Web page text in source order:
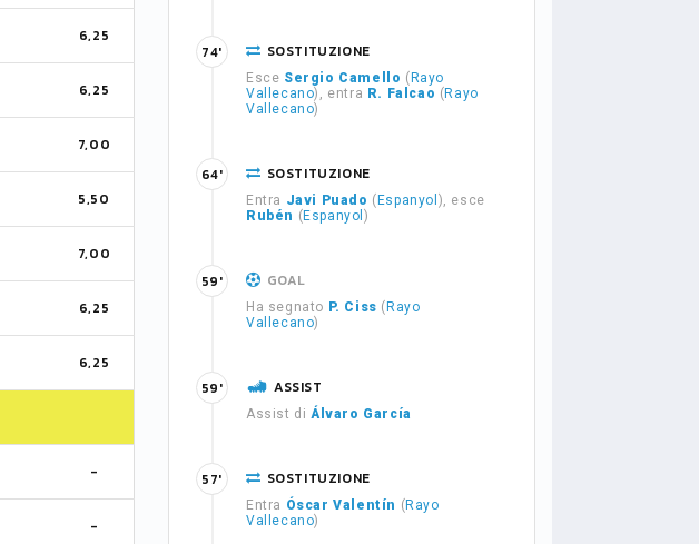
6,25
6,25
7,00
5,50
7,00
6,25
6,25
-
-
SOSTITUZIONE
Esce Sergio Camello ( Rayo
Vallecano), entra R. Falcao ( Rayo
Vallecano)
74'
SOSTITUZIONE
Entra Javi Puado ( Espanyol ), esce
Rubén ( Espanyol)
64'
GOAL
Ha segnato P. Ciss ( Rayo
Vallecano)
59'
ASSIST
Assist di Álvaro García
59'
SOSTITUZIONE
Entra Óscar Valentín ( Rayo
Vallecano)
57'